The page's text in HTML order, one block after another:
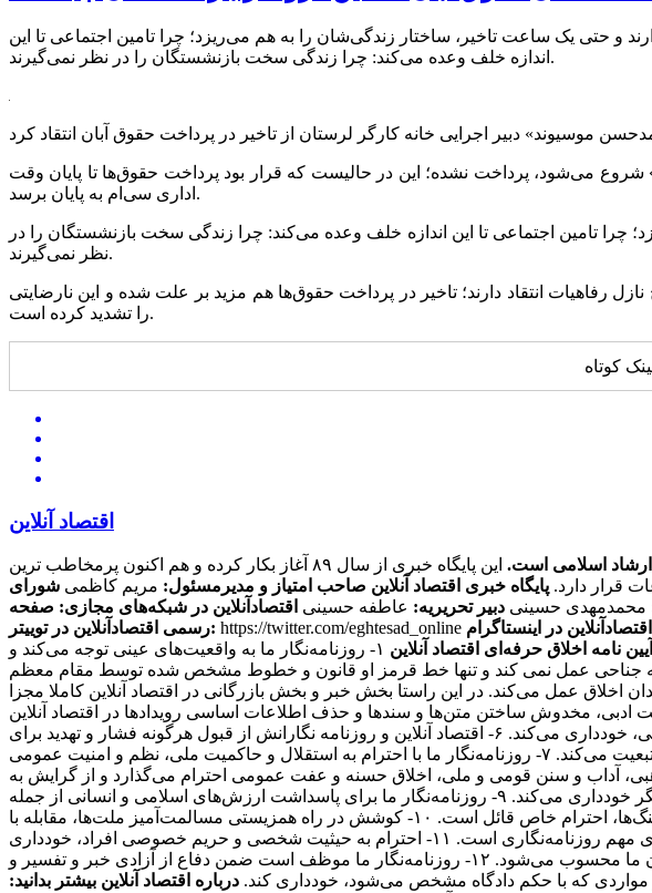
حتی یک ساعت تاخیر، ساختار زندگی‌شان را به هم می‌ریزد؛ چرا تامین اجتماعی تا این
اندازه خلف وعده می‌کند: چرا زندگی سخت بازنشستگان را در نظر نمی‌گیرند.
شروع می‌شود، پرداخت نشده؛ این در حالیست که قرار بود پرداخت حقوق‌ها تا پایان وقت
اداری سی‌ام به پایان برسد.
تامین اجتماعی تا این اندازه خلف وعده می‌کند: چرا زندگی سخت بازنشستگان را در
نظر نمی‌گیرند.
رفاهیات انتقاد دارند؛ تاخیر در پرداخت حقوق‌ها هم مزید بر علت شده و این نارضایتی
را تشدید کرده است.
اقتصاد آنلاین
این پایگاه خبری از سال ۸۹ آغاز بکار کرده و هم اکنون پرمخاطب ترین
قرار دارد. پایگاه خبری اقتصاد آنلاین صاحب امتیاز و مدیرمسئول: مریم کاظمی شورای
محمدمهدی حسینی دبیر تحریریه: عاطفه حسینی اقتصادآنلاین در شبکه‌های مجازی: صفحه
رسمی اقتصادآنلاین در توییتر: https://twitter.com/eghtesad_online
آیین نامه اخلاق حرفه‌ای اقتصاد آنلاین
۱- روزنامه‌نگار ما به واقعیت‌های عینی توجه می‌کند و
وجه جناحی عمل نمی کند و تنها خط قرمز او قانون و خطوط مشخص شده توسط مقام معظم
اخلاق عمل می‌کند. در این راستا بخش خبر و بخش بازرگانی در اقتصاد آنلاین کاملا مجزا
اقتصاد آنلاین اگر اخباری را از منبعی دیگر منتشر کنند، حتما منبع را ذکر می کنند. ۴- سرقت ادبی، مخدوش ساختن متن‌ها و سندها و حذف اطلاعات اساسی رویدادها در اقتصاد آنلاین
مطرود است. ۵- روزنامه‌نگار ما از پذیرش هرگونه پاداش مادی برای پیش‌برد مقاصد خصوصی مغایر با مصالح عمومی، خودداری می‌کند. ۶- اقتصاد آنلاین و روزنامه نگارانش از قبول هرگونه فشار و تهدید برای
انتشار مطالب یا تغییر محتویات آنها، خودداری کرده و از خط‌مشی عمومی رسانه و اصول شرافت حرفه ای خویش تبعیت می‌کند. ۷- روزنامه‌نگار ما با احترام به استقلال و حاکمیت ملی، نظم و امنیت عمومی
ما به اصول دینی و معتقدات مذهبی، آداب و سنن قومی و ملی، اخلاق حسنه و عفت عمومی احترام می‌گذارد و از گرایش به
تبعیض خصومت آمیز در این زمینه‌ها و همچنین تشویق و تحریک به جنگ تجاوزکارانه نسبت به کشورهای دیگر خودداری می‌کند. ۹- روزنامه‌نگار ما برای پاسداشت ارزش‌های اسلامی و انسانی از جمله
عدالت‌طلبی، آزادیخواهی، صلح و امنیت بشر، استقلال و پیشرفت فرهنگی، اجتماعی و اقتصادی ملت‌ها و فرهنگ‌ها، احترام خاص قائل است. ۱۰- کوشش در راه همزیستی مسالمت‌آمیز ملت‌ها، مقابله با
گسترش وسایل و ادوات کشتار جمعی، جلوگیری از آلودگی محیط‌زیست و مبارزه علیه سلطه فرهنگی از رسالت‌های مهم روزنامه‌نگاری است. ۱۱- احترام به حیثیت شخصی و حریم خصوصی افراد، خودداری
از توهین، تهمت و افتراء نسبت به اشخاص و تلاش در حفظ سلامت و آرامش روانی جامعه از وظایف روزنامه‌نگاران ما محسوب می‌شود. ۱۲- روزنامه‌نگار ما موظف است ضمن دفاع از آزادی خبر و تفسیر و
مواردی که با حکم دادگاه مشخص می‌شود، خودداری کند. درباره اقتصاد آنلاین بیشتر بدانید: